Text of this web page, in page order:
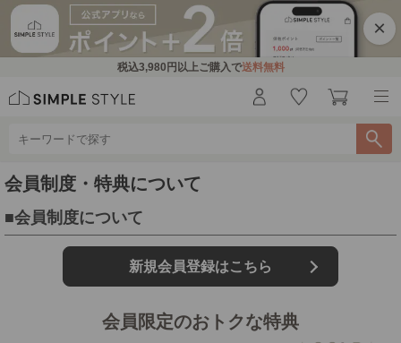
×
税込3,980円 以上ご購入で送料無料
会員制度・特典について
会員制度について
新規会員登録はこちら
会員限定のおトクな特典